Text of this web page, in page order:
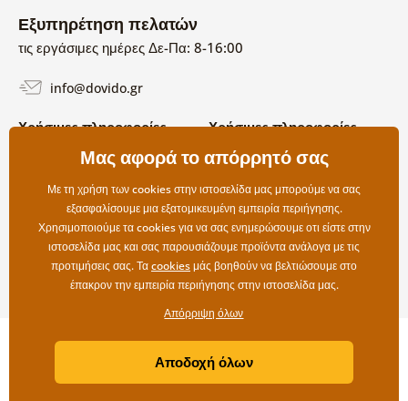
Εξυπηρέτηση πελατών
τις εργάσιμες ημέρες Δε-Πα: 8-16:00
info@dovido.gr
Χρήσιμες πληροφορίες
Όροι χρήσης και επιστροφών
Επιλογές αποστολής και
πληρωμής
Επιστροφές
Χρήσιμες πληροφορίες
Σχετικά με εμάς
Συχνές Ερωτήσεις
Επικοινωνία
Copyright ©2019 © Dovido.gr.
Litvanyi.sk| Το e-shop δημιουργήθηκε από
Μας αφορά το απόρρητό σας
Με τη χρήση των cookies στην ιστοσελίδα μας μπορούμε να σας
εξασφαλίσουμε μια εξατομικευμένη εμπειρία περιήγησης.
Χρησιμοποιούμε τα cookies για να σας ενημερώσουμε οτι είστε στην
ιστοσελίδα μας και σας παρουσιάζουμε προϊόντα ανάλογα με τις
προτιμήσεις σας. Ταcookiesμάς βοηθούν να βελτιώσουμε στο
έπακρον την εμπειρία περιήγησης στην ιστοσελίδα μας.
Απόρριψη όλων
Αποδοχή όλων